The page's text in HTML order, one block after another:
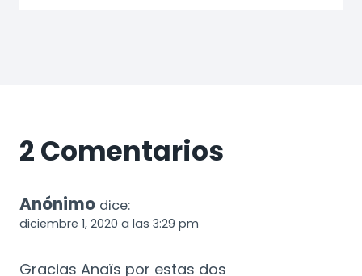
2 Comentarios
Anónimo dice:
diciembre 1, 2020 a las 3:29 pm
Gracias Anaïs por estas dos